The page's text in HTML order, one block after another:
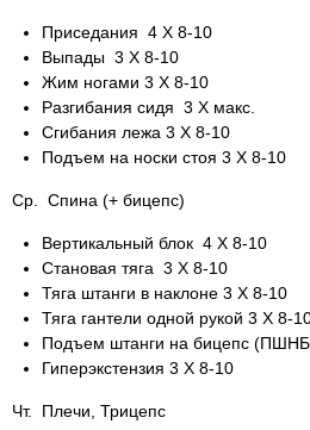
Приседания 4 Х 8-10
Выпады 3 Х 8-10
Жим ногами 3 Х 8-10
Разгибания сидя 3 Х макс.
Сгибания лежа 3 Х 8-10
Подъем на носки стоя 3 Х 8-10
Ср. Спина (+ бицепс)
Вертикальный блок 4 Х 8-10
Становая тяга 3 Х 8-10
Тяга штанги в наклоне 3 Х 8-10
Тяга гантели одной рукой 3 Х 8-
Подъем штанги на бицепс
Гиперэкстензия 3 Х 8-10
Чт. Плечи, Трицепс